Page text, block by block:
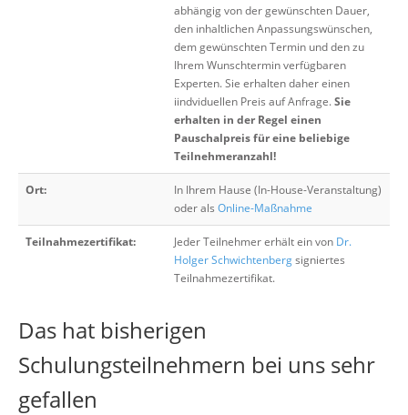
abhängig von der gewünschten Dauer,
den inhaltlichen Anpassungswünschen,
dem gewünschten Termin und den zu
Ihrem Wunschtermin verfügbaren
Experten. Sie erhalten daher einen
iindviduellen Preis auf Anfrage.Sie
erhalten in der Regel einen
Pauschalpreis für eine beliebige
Teilnehmeranzahl!
Ort:
In Ihrem Hause (In-House-Veranstaltung)
oder als Online-Maßnahme
Teilnahmezertifikat: Jeder Teilnehmer erhält ein von Dr.
Holger Schwichtenbergsigniertes
Teilnahmezertifikat.
Das hat bisherigen
Schulungsteilnehmern bei uns sehr
gefallen